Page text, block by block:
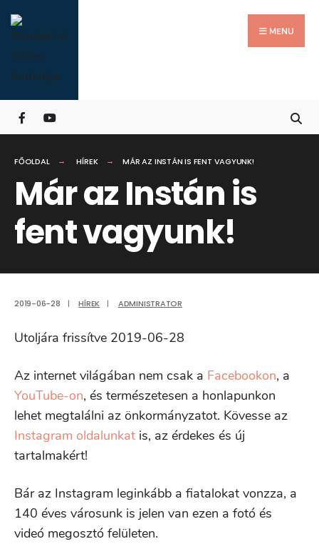
Skip
to
content
MENU
FŐOLDAL HÍREK MÁR AZ INSTÁN IS FENT VAGYUNK!
Már az Instán is
fent vagyunk!
2019-06-28 | HÍREK | ADMINISTRATOR
Utoljára frissítve 2019-06-28
Az internet világában nem csak a Facebookon, a
YouTube-on, és természetesen a honlapunkon
lehet megtalálni az önkormányzatot. Kövesse az
Instagram oldalunkat is, az érdekes és új
tartalmakért!
Bár az Instagram leginkább a fiatalokat vonzza, a
140 éves városunk is jelen van ezen a fotó és
videó megosztó felületen.
for:
Close